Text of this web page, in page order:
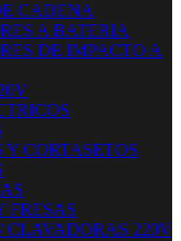
CADENA
A BATERIA
DE IMPACTO A
CORTASETOS
FRESAS
CLAVADORAS 220V